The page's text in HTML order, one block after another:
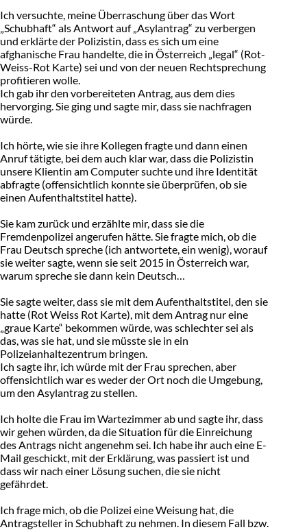
Ich versuchte, meine Überraschung über das Wort
„Schubhaft“ als Antwort auf „Asylantrag“ zu verbergen
und erklärte der Polizistin, dass es sich um eine
afghanische Frau handelte, die in Österreich „legal“ (Rot-
Weiss-Rot Karte) sei und von der neuen Rechtsprechung
profitieren wolle.
Ich gab ihr den vorbereiteten Antrag, aus dem dies
hervorging. Sie ging und sagte mir, dass sie nachfragen
würde.
Ich hörte, wie sie ihre Kollegen fragte und dann einen
Anruf tätigte, bei dem auch klar war, dass die Polizistin
unsere Klientin am Computer suchte und ihre Identität
abfragte (offensichtlich konnte sie überprüfen, ob sie
einen Aufenthaltstitel hatte).
Sie kam zurück und erzählte mir, dass sie die
Fremdenpolizei angerufen hätte. Sie fragte mich, ob die
Frau Deutsch spreche (ich antwortete, ein wenig), worauf
sie weiter sagte, wenn sie seit 2015 in Österreich war,
warum spreche sie dann kein Deutsch…
Sie sagte weiter, dass sie mit dem Aufenthaltstitel, den sie
hatte (Rot Weiss Rot Karte), mit dem Antrag nur eine
„graue Karte“ bekommen würde, was schlechter sei als
das, was sie hat, und sie müsste sie in ein
Polizeianhaltezentrum bringen.
Ich sagte ihr, ich würde mit der Frau sprechen, aber
offensichtlich war es weder der Ort noch die Umgebung,
um den Asylantrag zu stellen.
Ich holte die Frau im Wartezimmer ab und sagte ihr, dass
wir gehen würden, da die Situation für die Einreichung
des Antrags nicht angenehm sei. Ich habe ihr auch eine E-
Mail geschickt, mit der Erklärung, was passiert ist und
dass wir nach einer Lösung suchen, die sie nicht
gefährdet.
Ich frage mich, ob die Polizei eine Weisung hat, die
Antragsteller in Schubhaft zu nehmen. In diesem Fall bzw.